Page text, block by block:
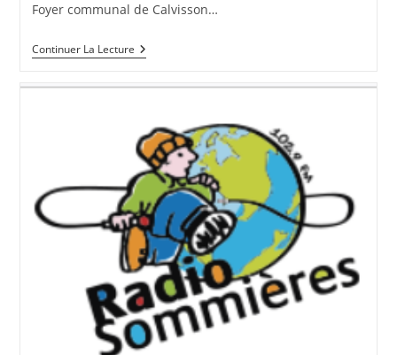
Foyer communal de Calvisson…
Continuer La LectureInterview
De
Sur
Pour
Annoncer
Le
Salon
Des
Arts
2023